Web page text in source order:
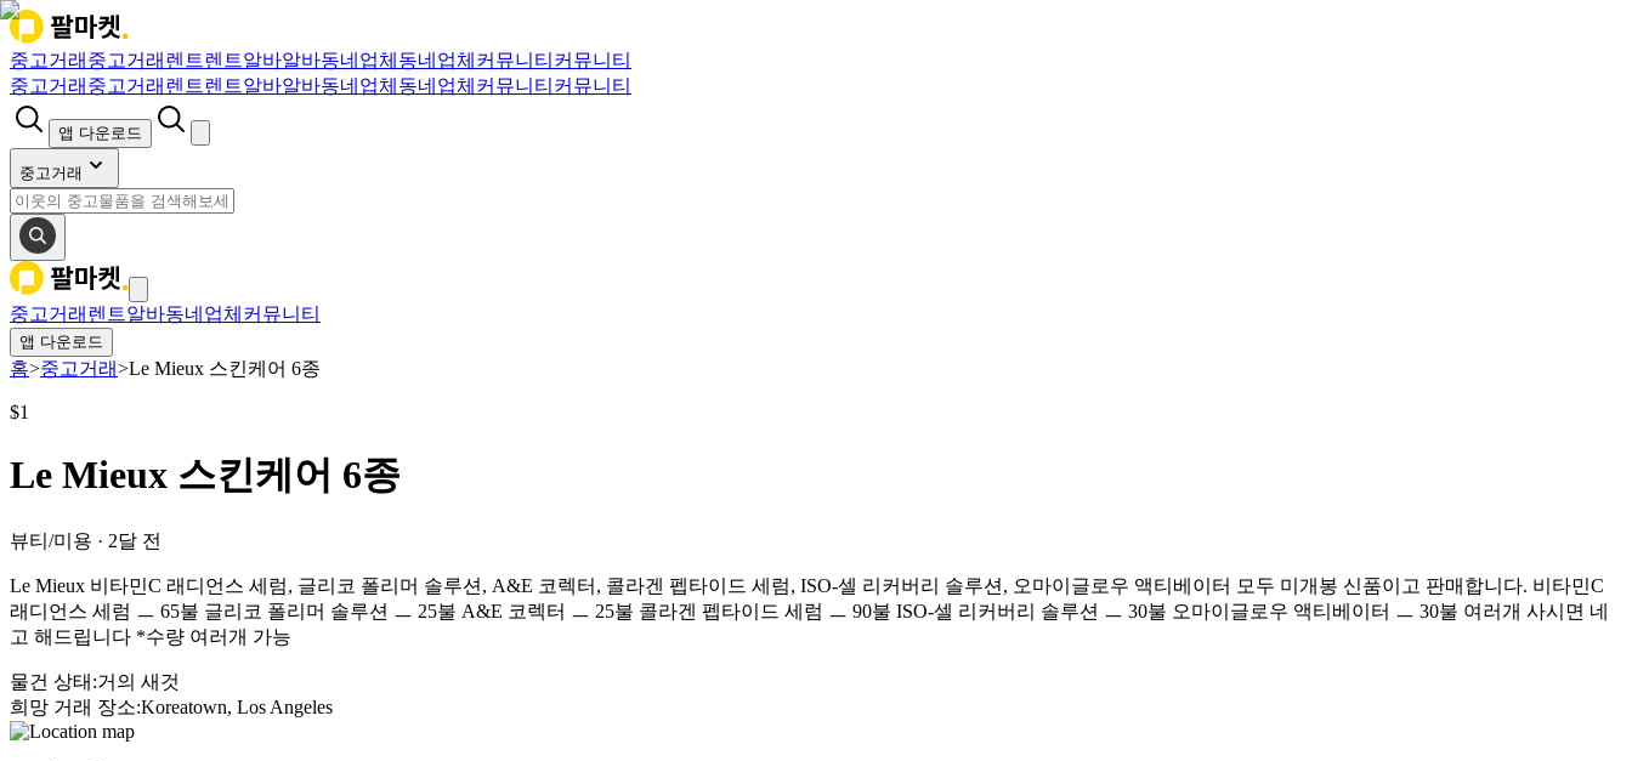
중고거래 중고거래 렌트렌트알바알바동네업체 동네업체 커뮤니티 커뮤니티
중고거래 중고거래 렌트렌트알바알바동네업체 동네업체 커뮤니티 커뮤니티
앱 다운로드
중고거래
중고거래 렌트알바동네업체 커뮤니티
앱 다운로드
홈>중고거래>Le Mieux 스킨케어 6종
$1
Le Mieux 스킨케어 6종
뷰티/미용 · 2달 전
Le Mieux 비타민C 래디언스 세럼, 글리코 폴리머 솔루션, A&E 코렉터, 콜라겐 펩타이드 세럼, ISO-셀 리커버리 솔루션, 오마이글로우 액티베이터 모두 미개봉 신품이고 판매합니다. 비타민C
래디언스 세럼 ㅡ 65불 글리코 폴리머 솔루션 ㅡ 25불 A&E 코렉터 ㅡ 25불 콜라겐 펩타이드 세럼 ㅡ 90불 ISO-셀 리커버리 솔루션 ㅡ 30불 오마이글로우 액티베이터 ㅡ 30불 여러개 사시면 네
고 해드립니다 *수량 여러개 가능
물건 상태 :거의 새것
희망 거래 장소:Koreatown, Los Angeles